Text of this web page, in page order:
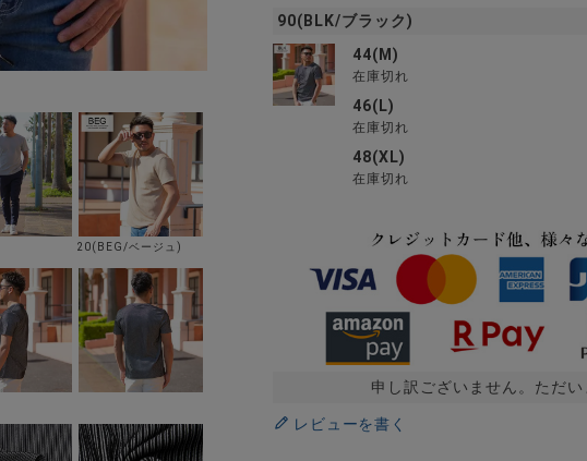
20(BEG/ベージュ)
90(BLK/ブラック)
44(M)
在庫切れ
46(L)
在庫切れ
48(XL)
在庫切れ
申し訳ございません。ただい
レビューを書く